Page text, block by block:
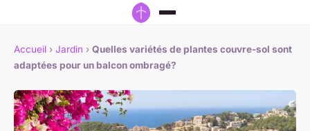
Accueil › Jardin › Quelles variétés de plantes couvre-sol sont
adaptées pour un balcon ombragé?